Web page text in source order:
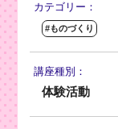
カテゴリー：
#ものづくり
講座種別：
体験活動